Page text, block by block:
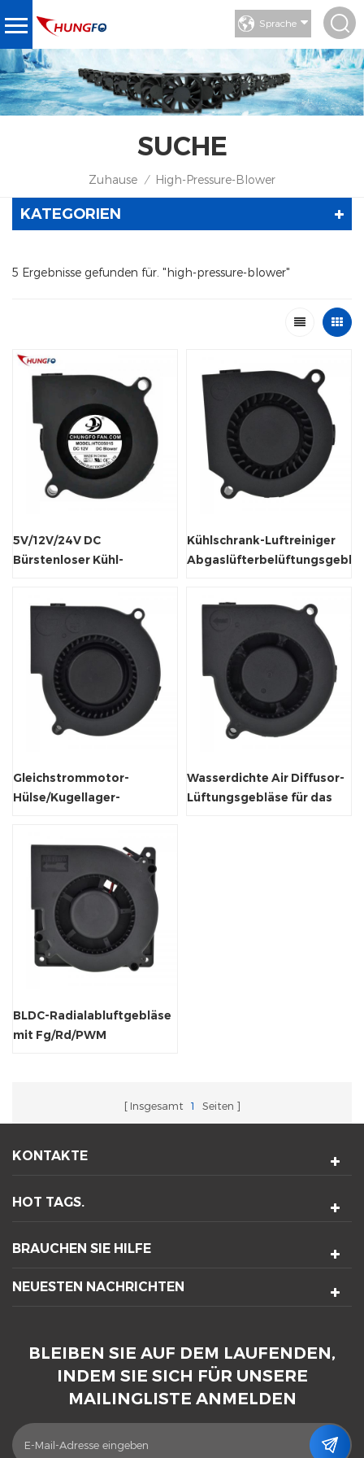
Sprache
SUCHE
Zuhause / High-Pressure-Blower
KATEGORIEN
5 Ergebnisse gefunden für. "high-pressure-blower"
5V/12V/24V DC
Bürstenloser Kühl-
Kühlschrank-Luftreiniger
Gleichstrommotor-
Hülse/Kugellager-
Wasserdichte Air Diffusor-
Lüftungsgebläse für das
BLDC-Radialabluftgebläse
mit Fg/Rd/PWM
Insgesamt 1 Seiten
KONTAKTE
HOT TAGS.
BRAUCHEN SIE HILFE
NEUESTEN NACHRICHTEN
BLEIBEN SIE AUF DEM LAUFENDEN,
INDEM SIE SICH FÜR UNSERE
MAILINGLISTE ANMELDEN